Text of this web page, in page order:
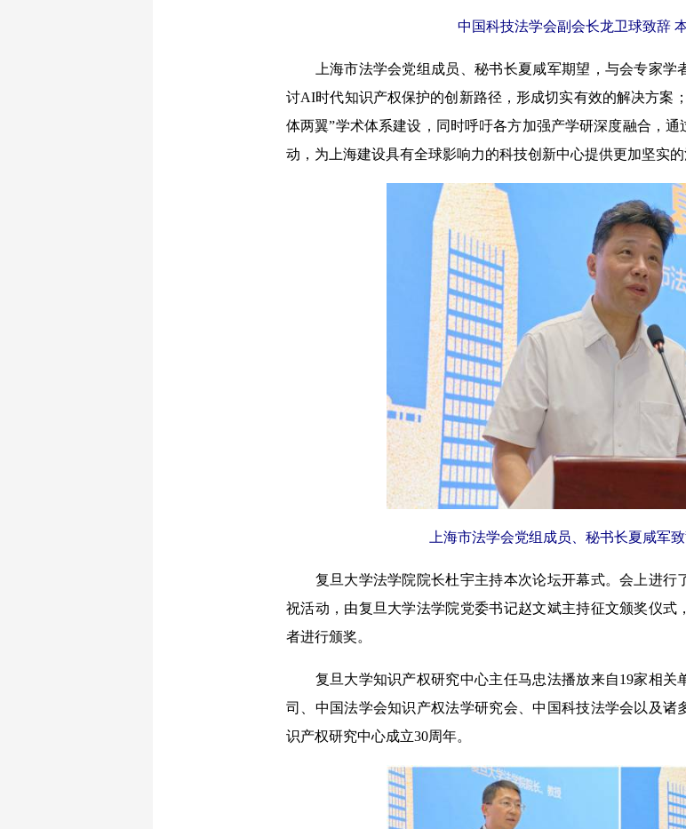
中国科技法学会副会长龙卫球致辞
上海市法学会党组成员、秘书长夏咸军期望，与会专家学
讨AI时代知识产权保护的创新路径，形成切实有效的解决方案
体两翼”学术体系建设，同时呼吁各方加强产学研深度融合，
动，为上海建设具有全球影响力的科技创新中心提供更加坚实的
上海市法学会党组成员、秘书长夏咸军
复旦大学法学院院长杜宇主持本次论坛开幕式。会上进行
祝活动，由复旦大学法学院党委书记赵文斌主持征文颁奖仪式
者进行颁奖。
复旦大学知识产权研究中心主任马忠法播放来自19家相关
司、中国法学会知识产权法学研究会、中国科技法学会以及诸
识产权研究中心成立30周年。